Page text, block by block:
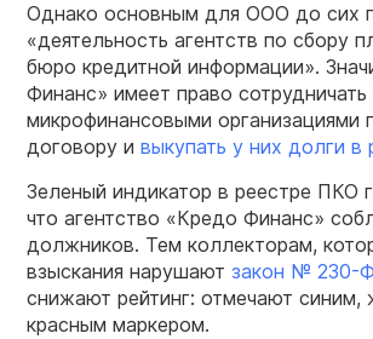
Однако основным для ООО до сих
«деятельность агентств по сбору
бюро кредитной информации».
Финанс» имеет право сотрудничать
микрофинансовыми организациями
договору и выкупать у них долги в
Зеленый индикатор в реестре ПКО
что агентство «Кредо Финанс»
должников. Тем коллекторам,
взыскания нарушают закон № 230-
снижают рейтинг: отмечают синим,
красным маркером.